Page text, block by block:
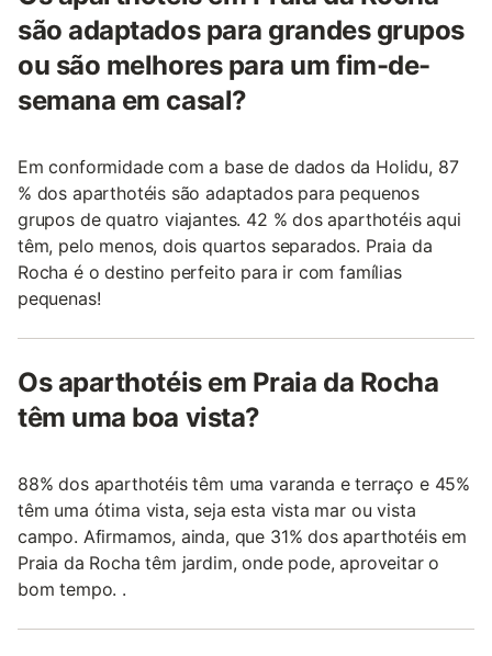
são adaptados para grandes grupos
ou são melhores para um fim-de-
semana em casal?
Em conformidade com a base de dados da Holidu, 87
% dos aparthotéis são adaptados para pequenos
grupos de quatro viajantes. 42 % dos aparthotéis aqui
têm, pelo menos, dois quartos separados. Praia da
Rocha é o destino perfeito para ir com famílias
pequenas!
Os aparthotéis em Praia da Rocha
têm uma boa vista?
88% dos aparthotéis têm uma varanda e terraço e 45%
têm uma ótima vista, seja esta vista mar ou vista
campo. Afirmamos, ainda, que 31% dos aparthotéis em
Praia da Rocha têm jardim, onde pode, aproveitar o
bom tempo. .